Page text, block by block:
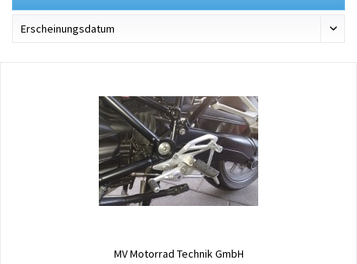
MV Motorrad Technik GmbH